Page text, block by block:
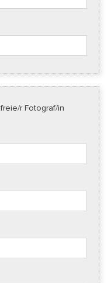
freie/r Fotograf/in